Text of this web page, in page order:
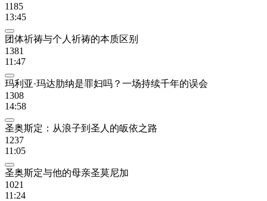
1185
13:45
团体祈祷与个人祈祷的本质区别
1381
11:47
玛利亚·玛达肋纳是罪妇吗？一场持续千年的误会
1308
14:58
圣奥斯定：从浪子到圣人的皈依之路
1237
11:05
圣奥斯定与他的母亲圣莫尼加
1021
11:24